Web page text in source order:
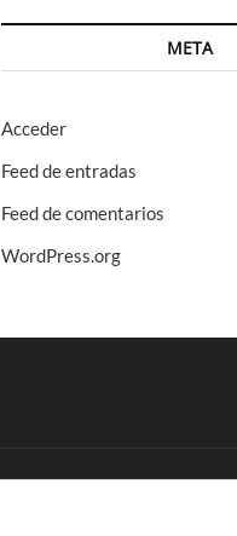
META
Acceder
Feed de entradas
Feed de comentarios
WordPress.org